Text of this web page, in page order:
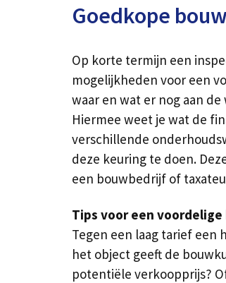
Goedkope
Op korte termijn een
mogelijkheden voor een
waar en wat er nog aan
Hiermee weet je wat de
verschillende
deze keuring te doen.
een bouwbedrijf of
Tips voor een
Tegen een laag tarief een
het object geeft de
potentiële verkoopprijs?